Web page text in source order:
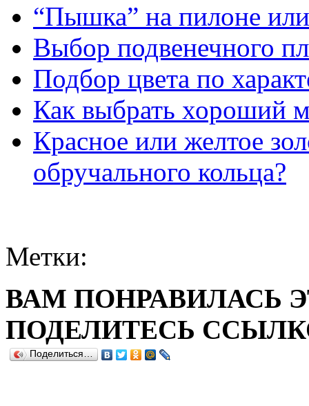
“Пышка” на пилоне
Выбор подвенечного
Подбор цвета по
Как выбрать хороший
Красное или желтое
обручального кольца?
Метки:
ВАМ ПОНРАВИЛАСЬ
ПОДЕЛИТЕСЬ
Поделиться…